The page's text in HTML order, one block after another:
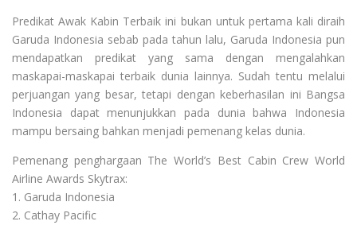
Predikat Awak Kabin Terbaik ini bukan untuk pertama kali diraih
Garuda Indonesia sebab pada tahun lalu, Garuda Indonesia pun
mendapatkan predikat yang sama dengan mengalahkan
maskapai-maskapai terbaik dunia lainnya. Sudah tentu melalui
perjuangan yang besar, tetapi dengan keberhasilan ini Bangsa
Indonesia dapat menunjukkan pada dunia bahwa Indonesia
mampu bersaing bahkan menjadi pemenang kelas dunia.
Pemenang penghargaan The World’s Best Cabin Crew World
Airline Awards Skytrax:
1. Garuda Indonesia
2. Cathay Pacific